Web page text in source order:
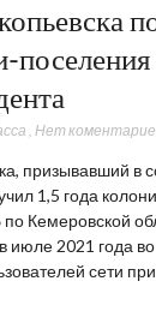
Нет
призывавший в
1,5 года
Кемеровской
июле 2021 года во
сети